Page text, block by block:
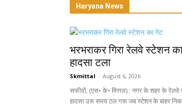
Haryana News
भरभराकर गिरा रेलवे स्टेशन
हादसा टला
Skmittal - August 6, 2026
सफीदों, (एस• के• मित्तल) : नगर के शहर के रेलवे
हादसा उस समय टल गया जब स्टेशन के बाहर